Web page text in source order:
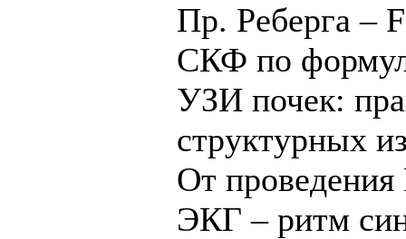
Пр. Реберга –
СКФ по
УЗИ почек:
структурных
От проведения
ЭКГ – ритм